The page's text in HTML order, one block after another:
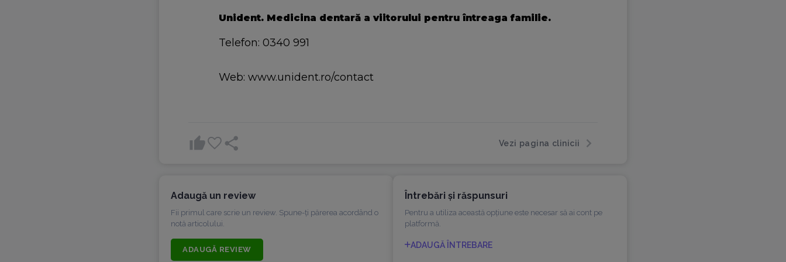
Unident. Medicina dentară a viitorului pentru întreaga familie.
Telefon: 0340 991
Web: www.unident.ro/contact
Vezi pagina clinicii
Adaugă un review
Fii primul care scrie un review. Spune-ți părerea acordând o
notă articolului.
ADAUGĂ REVIEW
Întrebări şi răspunsuri
Pentru a utiliza această opțiune este necesar să ai cont pe
platformă.
ADAUGĂ ÎNTREBARE